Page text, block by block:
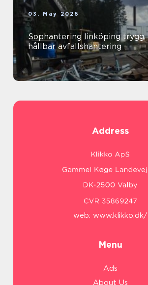
03. May 2026
Sophantering linköping trygg, enkel och
hållbar avfallshantering
Address
web: www.klikko.dk/
Menu
Ads
About Us